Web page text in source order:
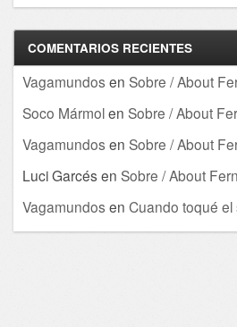
COMENTARIOS RECIENTES
Vagamundos en Sobre / About
Soco Mármolen Sobre / About
Vagamundos en Sobre / About
Luci Garcés en Sobre / About
Vagamundos en Cuando toqué el